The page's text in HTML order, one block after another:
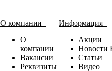
О компании
О
компании
Вакансии
Реквизиты
Информация
Акции
Новости
Статьи
Видео